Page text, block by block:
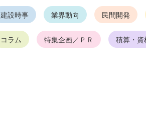
建設時事 業界動向 民間開発
コラム 特集企画／ＰＲ 積算・資